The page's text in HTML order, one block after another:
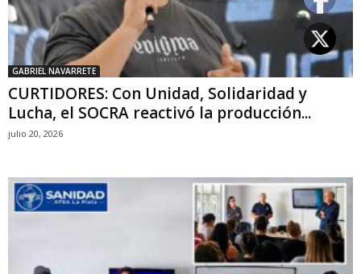
GABRIEL NAVARRETE
CURTIDORES: Con Unidad, Solidaridad y
Lucha, el SOCRA reactivó la producción...
julio 20, 2026